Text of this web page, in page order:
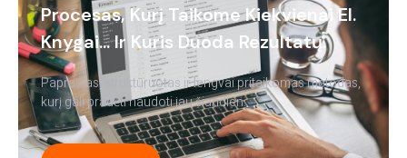
Procesas, Kurį Taikome Kiekvienai El.
Knygai... Ir Kuris Duoda Rezultatų.
Paprastas, struktūruotas ir lengvai pritaikomas metodas,
kurį gali pradėti naudoti jau šiandien.